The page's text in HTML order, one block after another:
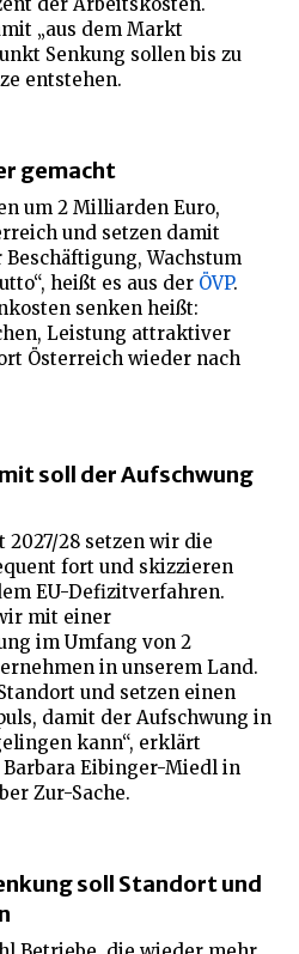
der Arbeitskosten.
„aus dem Markt
Senkung sollen bis zu
entstehen.
gemacht
um 2 Milliarden Euro,
und setzen damit
Wachstum
heißt es aus der ÖVP.
senken heißt:
Leistung attraktiver
Österreich wieder nach
soll der Aufschwung
2027/28 setzen wir die
fort und skizzieren
EU-Defizitverfahren.
mit einer
im Umfang von 2
in unserem Land.
und setzen einen
damit der Aufschwung in
kann“, erklärt
Eibinger-Miedl in
Zur-Sache.
soll Standort und